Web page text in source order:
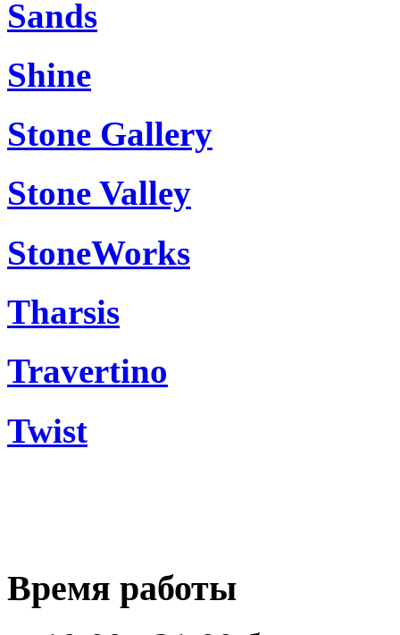
Sands
Shine
Stone Gallery
Stone Valley
StoneWorks
Tharsis
Travertino
Twist
Время работы